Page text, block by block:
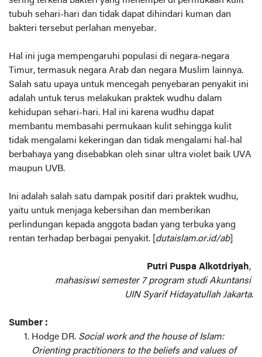
tubuh sehari-hari dan tidak dapat dihindari kuman dan
bakteri tersebut perlahan menyebar.
Hal ini juga mempengaruhi populasi di negara-negara
Timur, termasuk negara Arab dan negara Muslim lainnya.
Salah satu upaya untuk mencegah penyebaran penyakit ini
adalah untuk terus melakukan praktek wudhu dalam
kehidupan sehari-hari. Hal ini karena wudhu dapat
membantu membasahi permukaan kulit sehingga kulit
tidak mengalami kekeringan dan tidak mengalami hal-hal
berbahaya yang disebabkan oleh sinar ultra violet baik UVA
maupun UVB.
Ini adalah salah satu dampak positif dari praktek wudhu,
yaitu untuk menjaga kebersihan dan memberikan
perlindungan kepada anggota badan yang terbuka yang
rentan terhadap berbagai penyakit. [ dutaislam.or.id/ab]
Putri Puspa Alkotdriyah,
mahasiswi semester 7 program studi Akuntansi
UIN Syarif Hidayatullah Jakarta.
Sumber :
Hodge DR. Social work and the house of Islam:
Orienting practitioners to the beliefs and values of